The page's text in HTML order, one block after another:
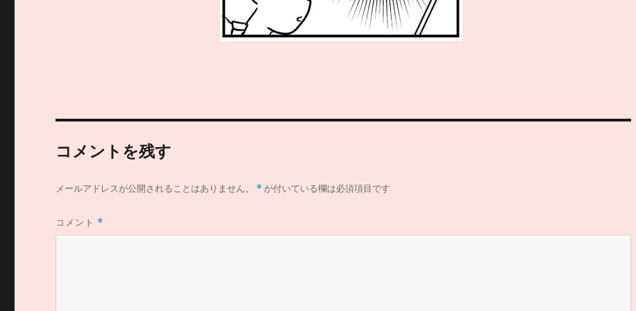
コメントを残す
メールアドレスが公開されることはありません。 * が付いている欄は必須項目です
コメント *